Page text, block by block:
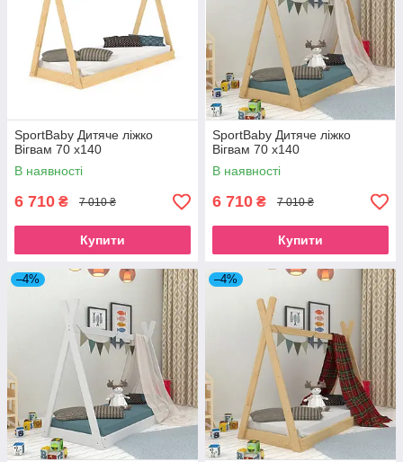
SportBaby Дитяче ліжко
Вігвам 70 х140
В наявності
6 710 ₴ 7 010 ₴
Купити
SportBaby Дитяче ліжко
Вігвам 70 х140
В наявності
6 710 ₴ 7 010 ₴
Купити
–4% –4%